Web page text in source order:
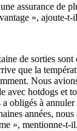
assurance de
», ajoute-t-
de sorties sont
que la
Nous
avec hotdogs et
obligés à
années,
», mentionne-t-il.